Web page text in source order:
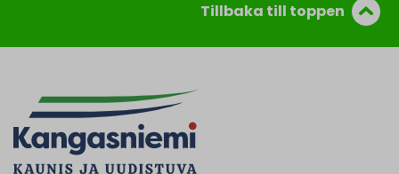
Tillbaka till toppen